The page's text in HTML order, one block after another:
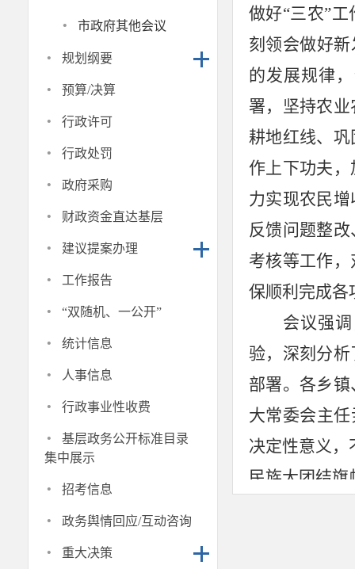
· 市政府其他会议
· 规划纲要
· 预算/决算
· 行政许可
· 行政处罚
· 政府采购
· 财政资金直达基层
· 建议提案办理
· 工作报告
· “双随机、一公开”
· 统计信息
· 人事信息
· 行政事业性收费
·
基层政务公开标准目录
集中展示
· 招考信息
· 政务舆情回应/互动咨询
· 重大决策
做好“三农”
刻领会做好
的发展规律
署，坚持农
耕地红线、
作上下功夫
力实现农民
反馈问题整
考核等工作
保顺利完成各
会议强
验，深刻分
部署。各乡
大常委会主
决定性意义，
民族大团结